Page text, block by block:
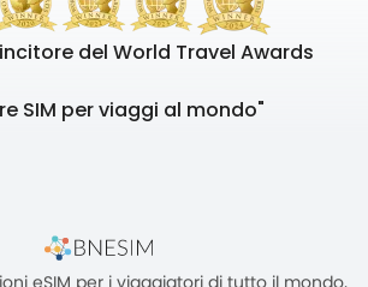
del World Travel Awards
SIM per viaggi al mondo"
eSIM per i viaggiatori di tutto il mondo,